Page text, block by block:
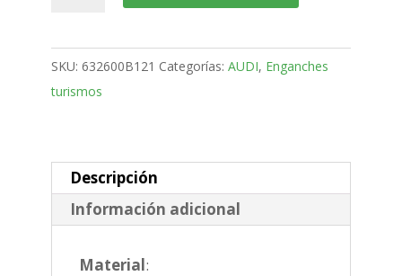
Bola
retractil
MX
cantidad
SKU: 632600B121 Categorías: AUDI, Enganches
turismos
Descripción
Información adicional
Material: